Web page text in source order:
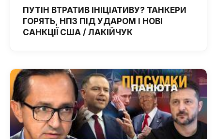
ПУТІН ВТРАТИВ ІНІЦІАТИВУ? ТАНКЕРИ
ГОРЯТЬ, НПЗ ПІД УДАРОМ І НОВІ
САНКЦІЇ США / ЛАКІЙЧУК